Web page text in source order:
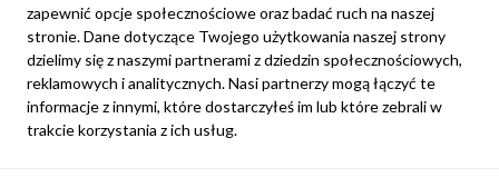
Newsletter
Możesz zrezygnować w każdej chwili. W tym celu należy odnaleźć
szczegóły w naszej informacji prawnej.
Zapisz się
zapewnić opcje społecznościowe oraz badać ruch na naszej
stronie. Dane dotyczące Twojego użytkowania naszej strony
dzielimy się z naszymi partnerami z dziedzin społecznościowych,
reklamowych i analitycznych. Nasi partnerzy mogą łączyć te
informacje z innymi, które dostarczyłeś im lub które zebrali w
trakcie korzystania z ich usług.